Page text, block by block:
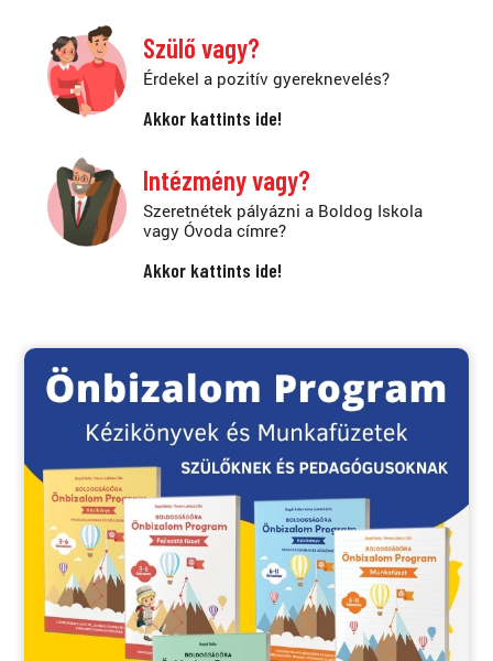
Szülő vagy?
Érdekel a pozitív gyereknevelés?
Akkor kattints ide!
Intézmény vagy?
Szeretnétek pályázni a Boldog Iskola
vagy Óvoda címre?
Akkor kattints ide!